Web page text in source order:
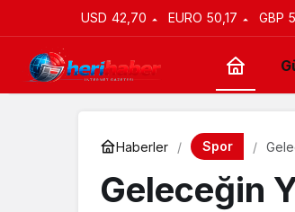
USD 42,70 EURO 50,17 GBP
Haberler Spor
Geleceğin